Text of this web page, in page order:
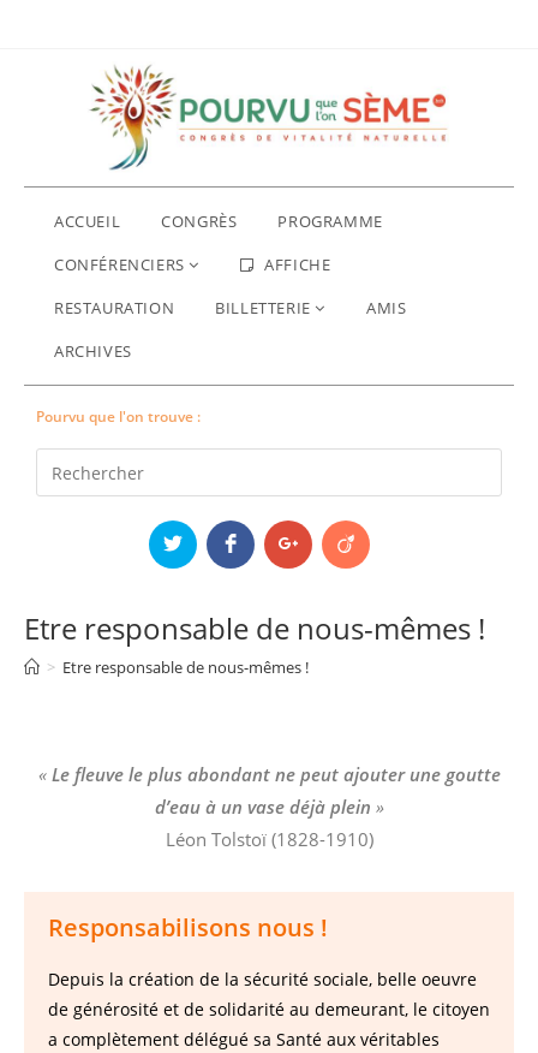
ACCUEIL CONGRÈS
PROGRAMME
CONFÉRENCIERS
AFFICHE
RESTAURATION
BILLETTERIE
AMIS
ARCHIVES
Pourvu que l'on trouve :
Etre responsable de nous-mêmes !
> Etre responsable de nous-mêmes !
« Le fleuve le plus abondant ne peut ajouter une goutte
d’eau à un vase déjà plein »
Léon Tolstoï (1828-1910)
Responsabilisons nous !
Depuis la création de la sécurité sociale, belle oeuvre
de générosité et de solidarité au demeurant, le citoyen
a complètement délégué sa Santé aux véritables